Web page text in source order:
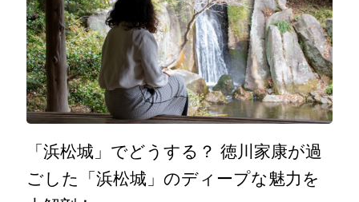
「浜松城」でどうする？ 徳川家康が過
ごした「浜松城」のディープな魅力を